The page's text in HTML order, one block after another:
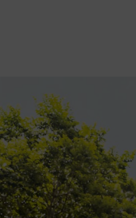
de cortar o seu